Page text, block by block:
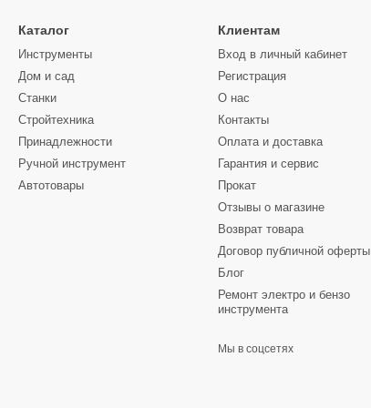
чем топор;
дров;
Каталог
Инструменты
Дом и сад
Станки
Стройтехника
Принадлежности
Ручной инструмент
Автотовары
Клиентам
Вход в личный кабинет
Регистрация
О нас
Контакты
Оплата и доставка
Гарантия и сервис
Прокат
Отзывы о магазине
Возврат товара
Договор публичной оферты
Блог
Ремонт электро и бензо
инструмента
Мы в соцсетях